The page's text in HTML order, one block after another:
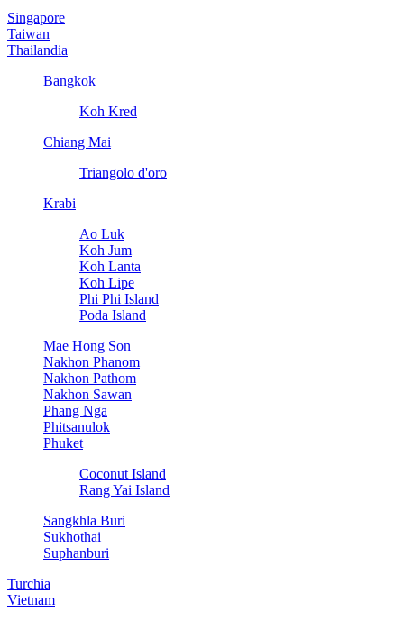
Singapore
Taiwan
Thailandia
Bangkok
Koh Kred
Chiang Mai
Triangolo d'oro
Krabi
Ao Luk
Koh Jum
Koh Lanta
Koh Lipe
Phi Phi Island
Poda Island
Mae Hong Son
Nakhon Phanom
Nakhon Pathom
Nakhon Sawan
Phang Nga
Phitsanulok
Phuket
Coconut Island
Rang Yai Island
Sangkhla Buri
Sukhothai
Suphanburi
Turchia
Vietnam